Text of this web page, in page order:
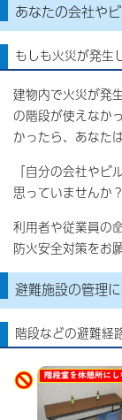
あなたの会社や
もしも火災が発生
建物内で火災が発
の階段が使えなか
かったら、あなた
「自分の会社やビ
思っていませんか？
利用者や従業員の
防火安全対策をお
避難施設の管理
階段などの避難経